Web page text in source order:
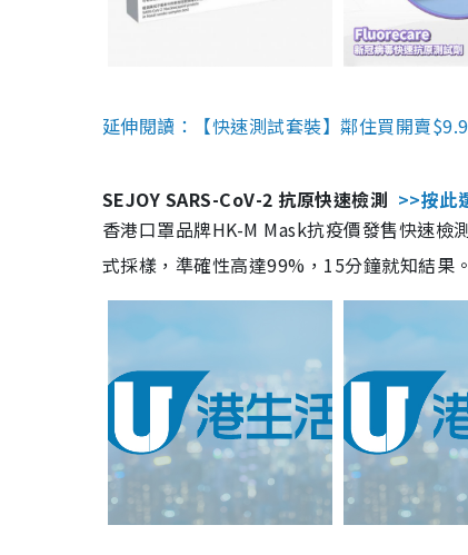
延伸閱讀：【快速測試套裝】鄰住買開賣
SEJOY SARS-CoV-2 抗原快速檢測 >>按此
香港口罩品牌HK-M Mask抗疫價發售快速
式採樣，準確性高達99%，15分鐘就知結果